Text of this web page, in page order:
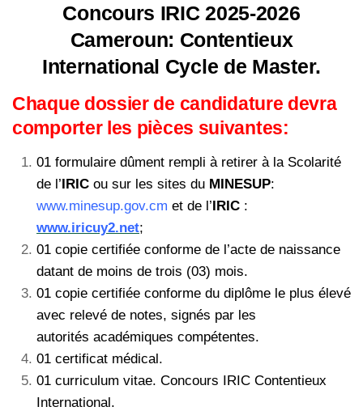
Concours IRIC 2025-2026
Cameroun: Contentieux
International Cycle de Master.
Chaque dossier de candidature devra
comporter les pièces suivantes:
01 formulaire dûment rempli à retirer à la Scolarité
de l’IRIC ou sur les sites du MINESUP:
www.minesup.gov.cm et de l’IRIC :
www.iricuy2.net;
01 copie certifiée conforme de l’acte de naissance
datant de moins de trois (03) mois.
01 copie certifiée conforme du diplôme le plus élevé
avec relevé de notes, signés par les
autorités académiques compétentes.
01 certificat médical.
01 curriculum vitae. Concours IRIC Contentieux
International.